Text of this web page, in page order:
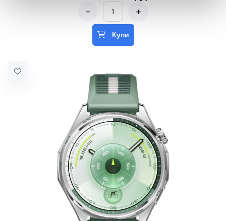
- +
Купи